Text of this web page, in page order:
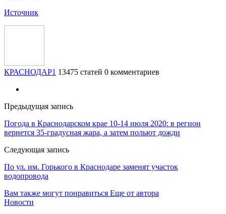
Источник
КРАСНОДАР1 13475 статей 0 комментариев
Предыдущая запись
Погода в Краснодарском крае 10-14 июля 2020: в регион
вернется 35-градусная жара, а затем польют дожди
Следующая запись
По ул. им. Горького в Краснодаре заменят участок
водопровода
Вам также могут понравиться Еще от автора
Новости